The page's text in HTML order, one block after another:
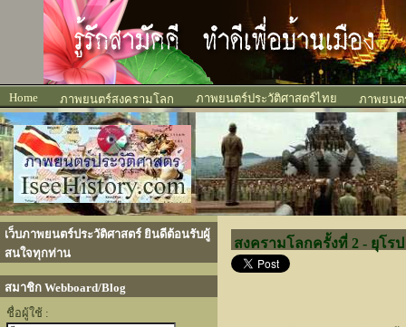
Home ภาพยนตร์สงครามโลก ภาพยนตร์ประวัติศาสตร์ไทย ภาพยนต
เว็บภาพยนตร์ประวัติศาสตร์ ยินดีต้อนรับผู้
สนใจทุกท่าน
สมาชิก Webboard/Blog
ชื่อผู้ใช้ :
สงครามโลกครั้งที่ 2 - ยุโรป